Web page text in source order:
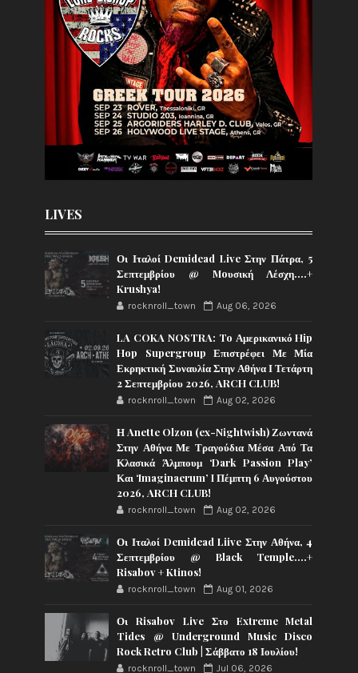
LIVES
Οι Ιταλοί Demidead Live Στην Πάτρα, 5
Σεπτεμβρίου @ Moυσική Λέσχη….+
Krushya!
rocknroll_town Aug 06, 2026
LA COKA NOSTRA: To Αμερικανικό Hip
Hop Supergroup Επιστρέφει Με Μία
Εκρηκτική Συναυλία Στην Αθήνα Ι Τετάρτη
2 Σεπτεμβρίου 2026, ARCH CLUB!
rocknroll_town Aug 02, 2026
Η Anette Olzon (ex-Nightwish) Ζωντανά
Στην Αθήνα Με Τραγούδια Μέσα Από Τα
Κλασικά Άλμπουμ ‘Dark Passion Play’
Και ‘Imaginaerum’ I Πέμπτη 6 Αυγούστου
2026, ARCH CLUB!
rocknroll_town Aug 02, 2026
Οι Ιταλοί Demidead Liive Στην Αθήνα, 4
Σεπτεμβρίου @ Black Temple….+
Risabov + Ktinos!
rocknroll_town Aug 01, 2026
Οι Risabov Live Στο Extreme Metal
Tides @ Underground Music Disco
Rock Retro Club | Σάββατο 18 Ιουλίου!
rocknroll_town Jul 06, 2026